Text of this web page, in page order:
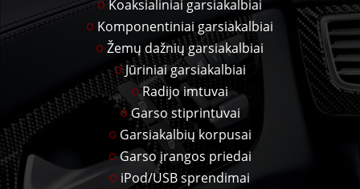
Koaksialiniai garsiakalbiai
Komponentiniai garsiakalbiai
Žemų dažnių garsiakalbiai
Jūriniai garsiakalbiai
Radijo imtuvai
Garso stiprintuvai
Garsiakalbių korpusai
Garso įrangos priedai
iPod/USB sprendimai